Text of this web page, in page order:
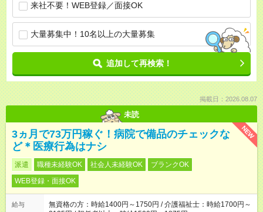
来社不要！WEB登録／面接OK
大量募集中！10名以上の大量募集
追加して再検索！
掲載日：2026.08.07
未読
NEW
3ヵ月で73万円稼ぐ！病院で備品のチェックな
ど＊医療行為はナシ
派遣 職種未経験OK 社会人未経験OK
ブランクOK
WEB登録・面接OK
給与
無資格の方：時給1400円～1750円 / 介護福祉士：時給1700円～